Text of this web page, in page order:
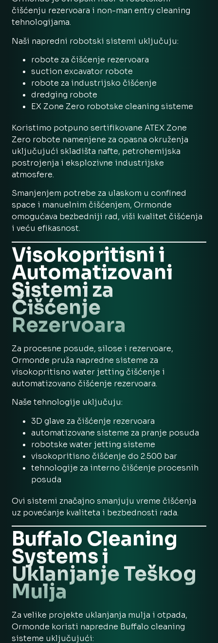
čišćenju rezervoara i non-man entry cleaning
tehnologijama.
Naši napredni robotski sistemi uključuju:
robote za čišćenje rezervoara
suction excavator robote
robote za industrijsko čišćenje
dredging robote
EX Zone Zero robotske cleaning sisteme
Koristimo potpuno sertifikovane ATEX Zone
Zero robote namenjene za opasna okruženja
uključujući skladišta nafte, petrohemijska
postrojenja i eksplozivne industrijske
atmosfere.
Smanjenjem potrebe za ulaskom u confined
space i manuelnim čišćenjem, Ormonde
omogućava bezbedniji rad, viši kvalitet čišćenja
i veću efikasnost.
Visokopritisni i
Automatizovani
Sistemi za
Čišćenje
Rezervoara
Za procesne posude, silose i rezervoare,
Ormonde pruža napredne sisteme za
visokopritisno water jetting čišćenje i
automatizovano čišćenje rezervoara.
Naše tehnologije uključuju:
3D glave za čišćenje rezervoara
automatizovane sisteme za pranje posuda
robotske water jetting sisteme
visokopritisno čišćenje do 2.500 bar
tehnologije za interno čišćenje procesnih
posuda
Ovi sistemi značajno smanjuju vreme čišćenja
uz povećanje kvaliteta i bezbednosti rada.
Buffalo Cleaning
Systems i
Uklanjanje Teškog
Mulja
Za velike projekte uklanjanja mulja i otpada,
Ormonde koristi napredne Buffalo cleaning
sisteme uključujući: